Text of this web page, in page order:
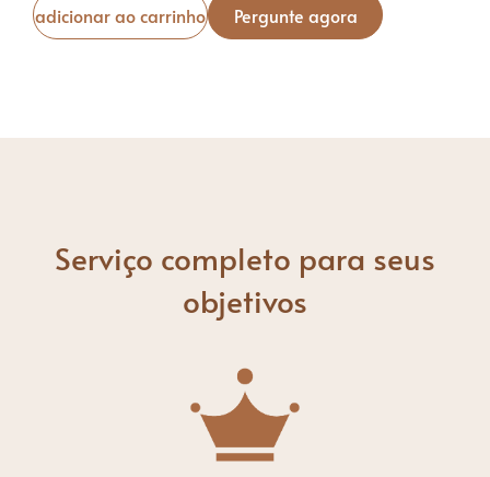
adicionar ao carrinho Pergunte agora
Serviço completo para seus
objetivos